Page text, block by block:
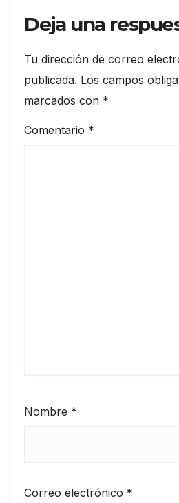
Deja una
Tu dirección de correo
publicada. Los campos
marcados con *
Comentario *
Nombre *
Correo electrónico *